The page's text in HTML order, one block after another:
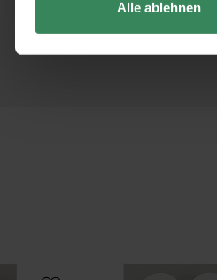
Alle ablehnen
Scandi-Style
Paper Poetry Office